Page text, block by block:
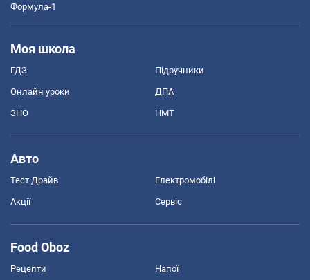
Формула-1
Моя школа
ГДЗ Підручники
Онлайн уроки ДПА
ЗНО НМТ
Авто
Тест Драйв Електромобілі
Акції Сервіс
Food Oboz
Рецепти Напої